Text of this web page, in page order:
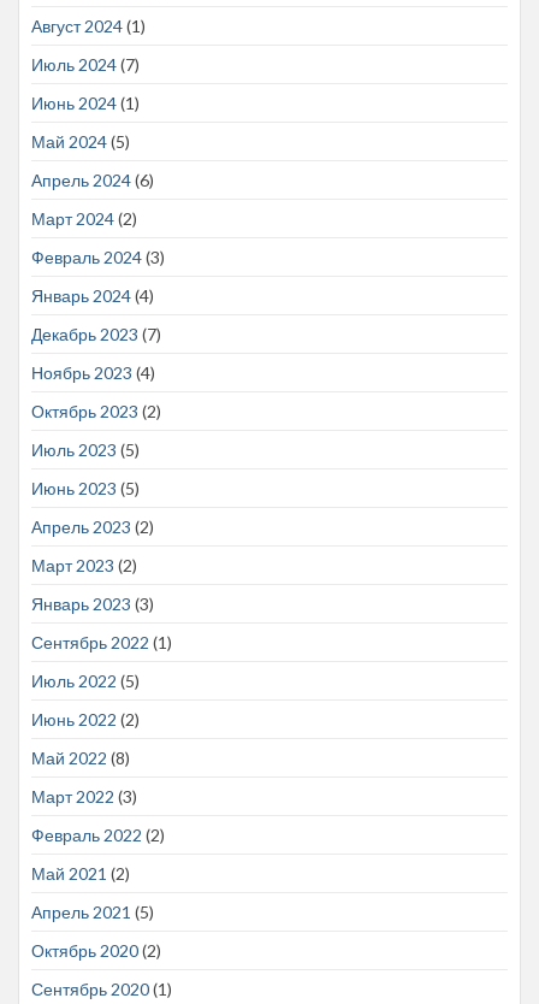
Август 2024(1)
Июль 2024(7)
Июнь 2024(1)
Май 2024(5)
Апрель 2024(6)
Март 2024(2)
Февраль 2024(3)
Январь 2024(4)
Декабрь 2023 (7)
Ноябрь 2023 (4)
Октябрь 2023 (2)
Июль 2023 (5)
Июнь 2023 (5)
Апрель 2023 (2)
Март 2023 (2)
Январь 2023 (3)
Сентябрь 2022 (1)
Июль 2022 (5)
Июнь 2022 (2)
Май 2022 (8)
Март 2022 (3)
Февраль 2022 (2)
Май 2021 (2)
Апрель 2021 (5)
Октябрь 2020(2)
Сентябрь 2020(1)